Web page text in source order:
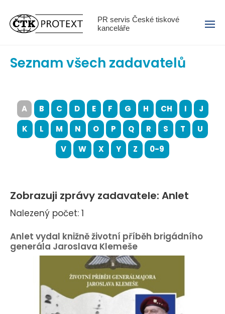
PR servis České tiskové
kanceláře
Menu
Seznam všech zadavatelů
A B C D E F G H CH I
J
K
L M N O P Q R S T
U
V
W X Y Z 0-9
Zobrazuji zprávy zadavatele: Anlet
Nalezený počet: 1
Anlet vydal knižně životní příběh brigádního
generála Jaroslava Klemeše